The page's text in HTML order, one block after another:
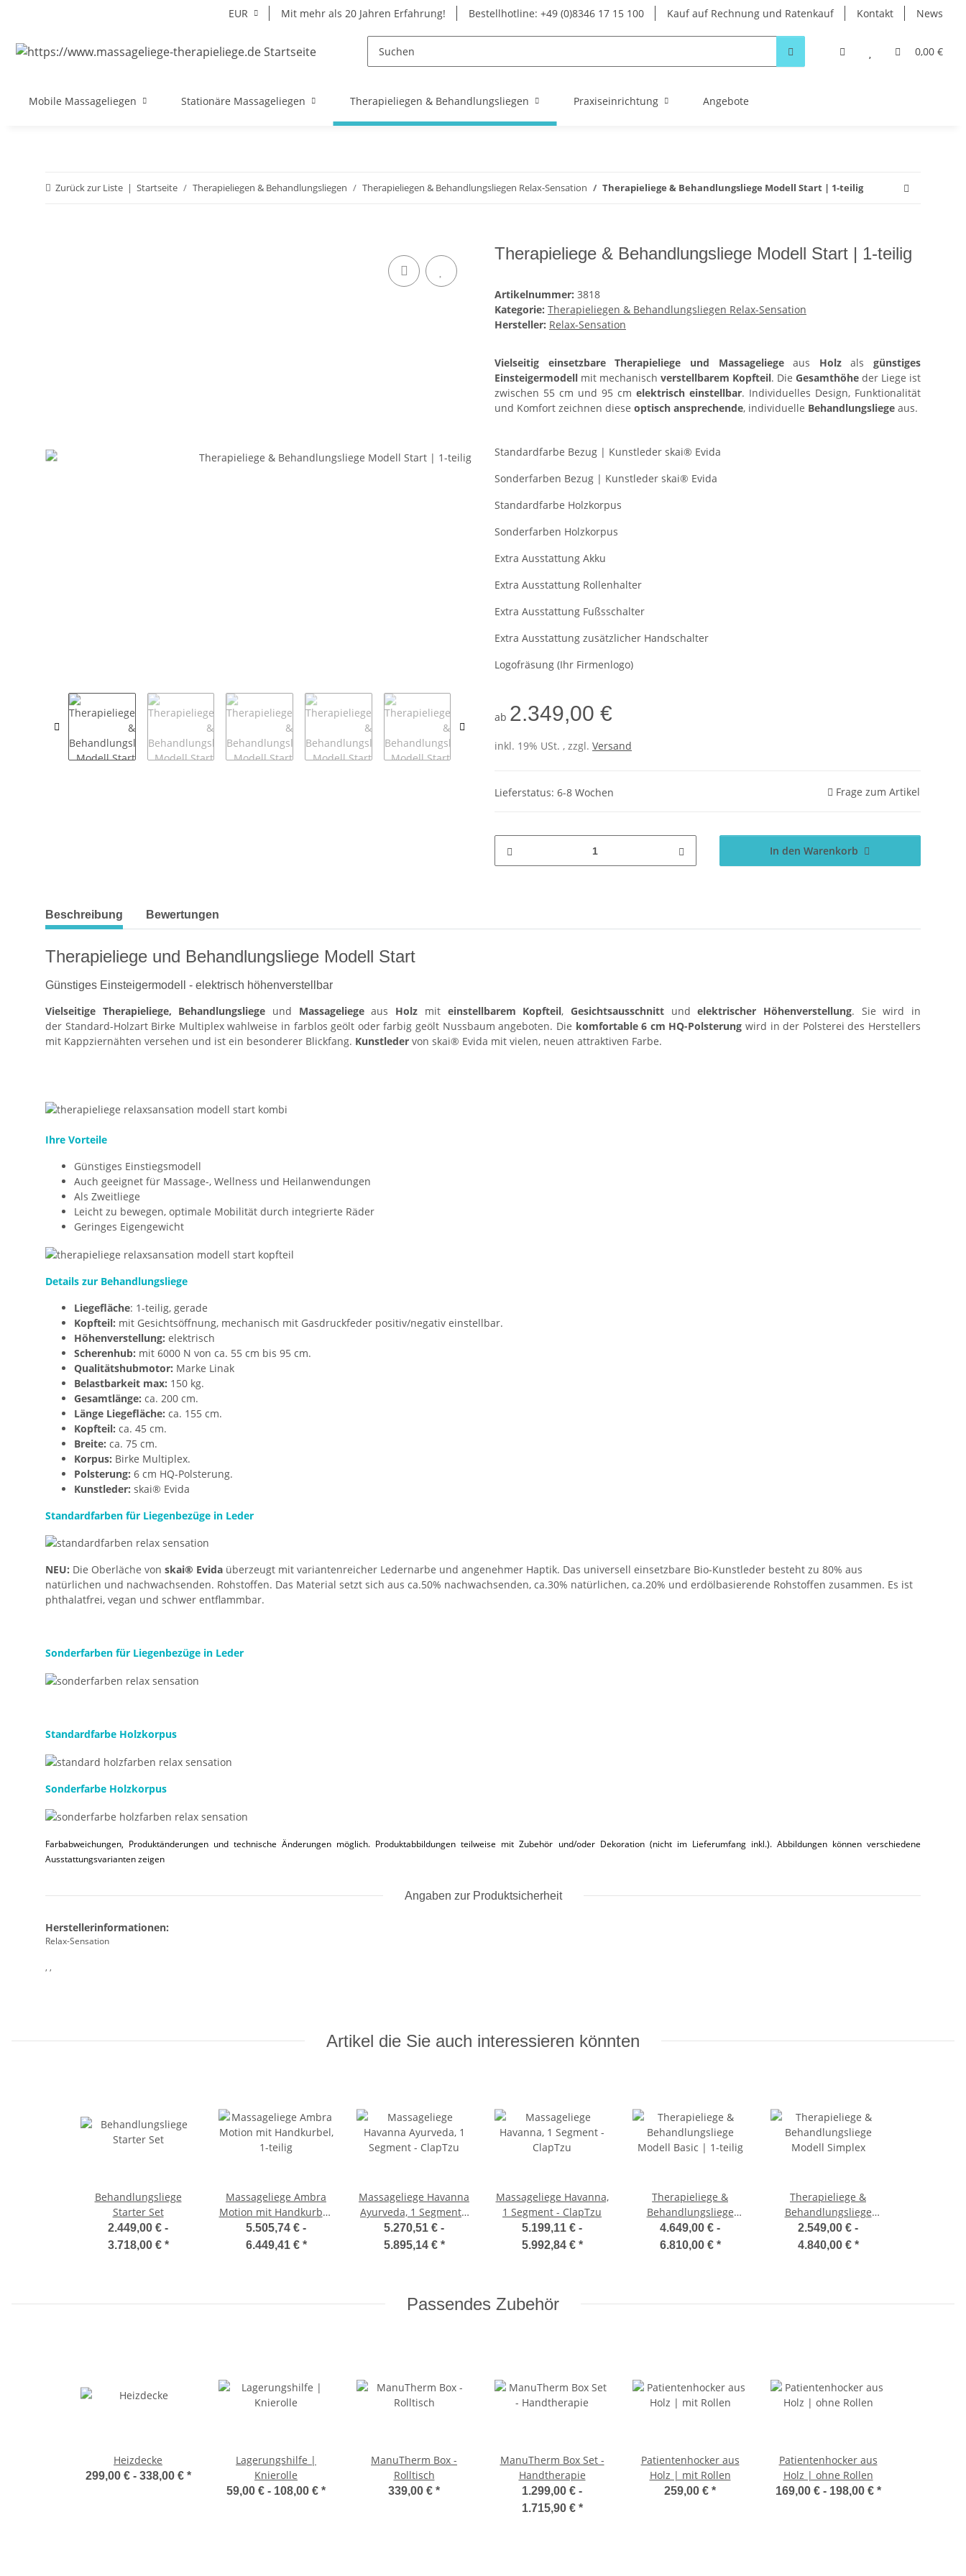
EUR Mit mehr als 20 Jahren Erfahrung! Bestellhotline: +49 (0)8346 17 15 100 Kauf auf Rechnung und Ratenkauf Kontakt News
0,00 €
Mobile Massageliegen Stationäre Massageliegen Therapieliegen & Behandlungsliegen Praxiseinrichtung Angebote
Zurück zur Liste Startseite Therapieliegen & Behandlungsliegen Therapieliegen & Behandlungsliegen Relax-Sensation Therapieliege & Behandlungsliege Modell Start | 1-teilig
Therapieliege & Behandlungsliege Modell Start | 1-teilig
Artikelnummer: 3818
Kategorie: Therapieliegen & Behandlungsliegen Relax-Sensation
Hersteller: Relax-Sensation
Vielseitig einsetzbare Therapieliege und Massageliegeaus Holzals günstiges
Einsteigermodell mit mechanisch verstellbarem Kopfteil. Die Gesamthöhe der Liege ist
zwischen 55 cm und 95 cm elektrisch einstellbar. Individuelles Design, Funktionalität
und Komfort zeichnen diese optisch ansprechende, individuelle Behandlungsliege aus.
Standardfarbe Bezug | Kunstleder skai® Evida
Sonderfarben Bezug | Kunstleder skai® Evida
Standardfarbe Holzkorpus
Sonderfarben Holzkorpus
Extra Ausstattung Akku
Extra Ausstattung Rollenhalter
Extra Ausstattung Fußsschalter
Extra Ausstattung zusätzlicher Handschalter
Logofräsung (Ihr Firmenlogo)
ab 2.349,00 €
inkl. 19% USt. , zzgl. Versand
Lieferstatus: 6-8 Wochen Frage zum Artikel
In den Warenkorb
weitere Registerkarten anzeigen
Beschreibung Bewertungen
Therapieliege und Behandlungsliege Modell Start
Günstiges Einsteigermodell - elektrisch höhenverstellbar
Vielseitige Therapieliege, Behandlungsliege und Massageliegeaus Holz mit einstellbarem Kopfteil, Gesichtsausschnitt undelektrischer Höhenverstellung. Sie wird in
der Standard-Holzart Birke Multiplex wahlweise in farblos geölt oder farbig geölt Nussbaum angeboten. Die komfortable 6 cm HQ-Polsterung wird in der Polsterei des Herstellers
mit Kappziernähten versehen und ist ein besonderer Blickfang. Kunstleder von skai® Evida mit vielen, neuen attraktiven Farbe.
Ihre Vorteile
Günstiges Einstiegsmodell
Auch geeignet für Massage-, Wellness und Heilanwendungen
Als Zweitliege
Leicht zu bewegen, optimale Mobilität durch integrierte Räder
Geringes Eigengewicht
Details zur Behandlungsliege
Liegefläche: 1-teilig, gerade
Kopfteil: mit Gesichtsöffnung, mechanisch mit Gasdruckfeder positiv/negativ einstellbar.
Höhenverstellung: elektrisch
Scherenhub: mit 6000 N von ca. 55 cm bis 95 cm.
Qualitätshubmotor: Marke Linak
Belastbarkeit max: 150 kg.
Gesamtlänge: ca. 200 cm.
Länge Liegefläche: ca. 155 cm.
Kopfteil: ca. 45 cm.
Breite: ca. 75 cm.
Korpus: Birke Multiplex.
Polsterung: 6 cm HQ-Polsterung.
Kunstleder: skai® Evida
Standardfarben für Liegenbezüge in Leder
NEU: Die Oberläche von skai® Evida überzeugt mit variantenreicher Ledernarbe und angenehmer Haptik. Das universell einsetzbare Bio-Kunstleder besteht zu 80% aus
natürlichen und nachwachsenden. Rohstoffen. Das Material setzt sich aus ca.50% nachwachsenden, ca.30% natürlichen, ca.20% und erdölbasierende Rohstoffen zusammen. Es ist
phthalatfrei, vegan und schwer entflammbar.
Sonderfarben für Liegenbezüge in Leder
Standardfarbe Holzkorpus
Sonderfarbe Holzkorpus
Farbabweichungen, Produktänderungen und technische Änderungen möglich. Produktabbildungen teilweise mit Zubehör und/oder Dekoration (nicht im Lieferumfang inkl.). Abbildungen können verschiedene
Ausstattungsvarianten zeigen
Angaben zur Produktsicherheit
Herstellerinformationen:
Relax-Sensation
, ,
Artikel die Sie auch interessieren könnten
Behandlungsliege
Starter Set
2.449,00 € -
3.718,00 € *
Massageliege Ambra
Motion mit Handkurbel,
1-teilig
5.505,74 € -
6.449,41 € *
Massageliege Havanna
Ayurveda, 1 Segment -
ClapTzu
5.270,51 € -
5.895,14 € *
Massageliege Havanna,
1 Segment - ClapTzu
5.199,11 € -
5.992,84 € *
Therapieliege &
Behandlungsliege
Modell Basic | 1-teilig
4.649,00 € -
6.810,00 € *
Therapieliege &
Behandlungsliege
Modell Simplex
2.549,00 € -
4.840,00 € *
Passendes Zubehör
Heizdecke
299,00 € - 338,00 € *
Lagerungshilfe |
Knierolle
59,00 € - 108,00 € *
ManuTherm Box -
Rolltisch
339,00 € *
ManuTherm Box Set -
Handtherapie
1.299,00 € -
1.715,90 € *
Patientenhocker aus
Holz | mit Rollen
259,00 € *
Patientenhocker aus
Holz | ohne Rollen
169,00 € - 198,00 € *